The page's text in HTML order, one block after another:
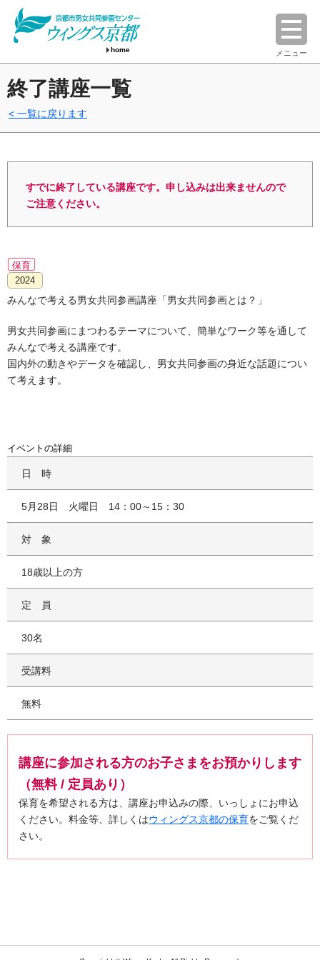
home メニュー
終了講座一覧
一覧に戻ります
すでに終了している講座です。申し込みは出来ませんので
ご注意ください。
保育
2024
みんなで考える男女共同参画講座「男女共同参画とは？」
男女共同参画にまつわるテーマについて、簡単なワーク等を通して
みんなで考える講座です。
国内外の動きやデータを確認し、男女共同参画の身近な話題につい
て考えます。
イベントの詳細
日時
5月28日 火曜日 14：00～15：30
対象
18歳以上の方
定員
30名
受講料
無料
講座に参加される方のお子さまをお預かりします
（無料 / 定員あり）
保育を希望される方は、講座お申込みの際、いっしょにお申込
ください。料金等、詳しくはウィングス京都の保育をご覧くだ
さい。